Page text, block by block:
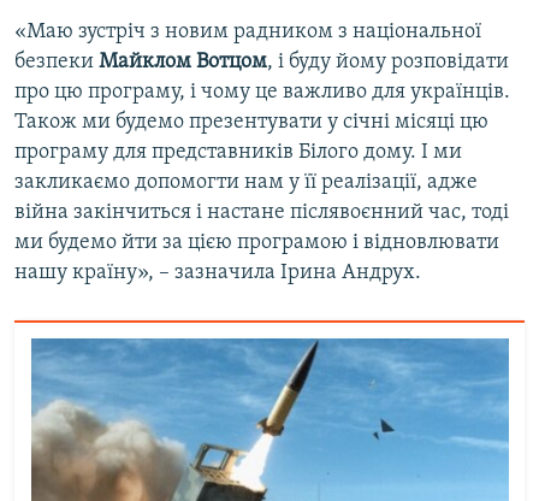
«Маю зустріч з новим радником з національної
безпеки Майклом Вотцом, і буду йому розповідати
про цю програму, і чому це важливо для українців.
Також ми будемо презентувати у січні місяці цю
програму для представників Білого дому. І ми
закликаємо допомогти нам у її реалізації, адже
війна закінчиться і настане післявоєнний час, тоді
ми будемо йти за цією програмою і відновлювати
нашу країну», – зазначила Ірина Андрух.